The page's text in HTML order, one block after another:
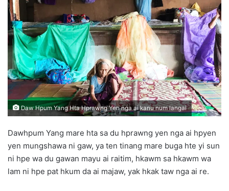
a
n
e
m
a
i
l
Daw Hpum Yang Hta Hprawng Yen nga ai kanu num langai
Dawhpum Yang mare hta sa du hprawng yen nga ai hpyen
yen mungshawa ni gaw, ya ten tinang mare buga hte yi sun
ni hpe wa du gawan mayu ai raitim, hkawm sa hkawm wa
lam ni hpe pat hkum da ai majaw, yak hkak taw nga ai re.